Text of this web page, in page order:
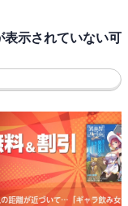
表示されていない可